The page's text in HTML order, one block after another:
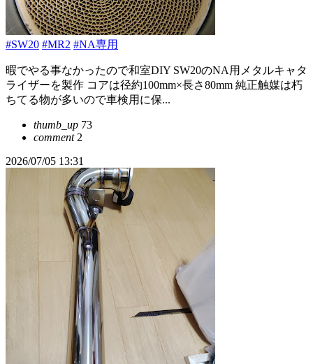
#SW20 #MR2 #NA専用
暇でやる事なかったので和室DIY SW20のNA用メタルキャタ
ライザーを製作 コアは径約100mm×長さ80mm 純正触媒は朽
ちてる物が多いので車検用に保...
thumb_up 73
comment2
2026/07/05 13:31